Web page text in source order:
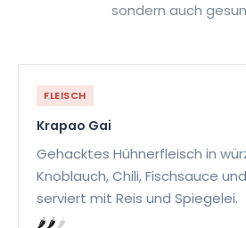
sondern auch
FLEISCH
Krapao Gai
Gehacktes Hühnerfleisch in
Knoblauch, Chili, Fischsauce
serviert mit Reis und Spiegelei.
🌶🌶🌶